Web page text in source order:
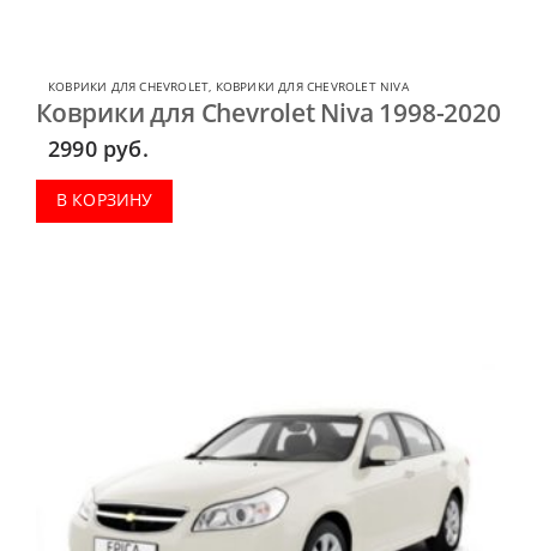
КОВРИКИ ДЛЯ CHEVROLET, КОВРИКИ ДЛЯ CHEVROLET NIVA
Коврики для Chevrolet Niva 1998-2020
2990 руб.
В КОРЗИНУ